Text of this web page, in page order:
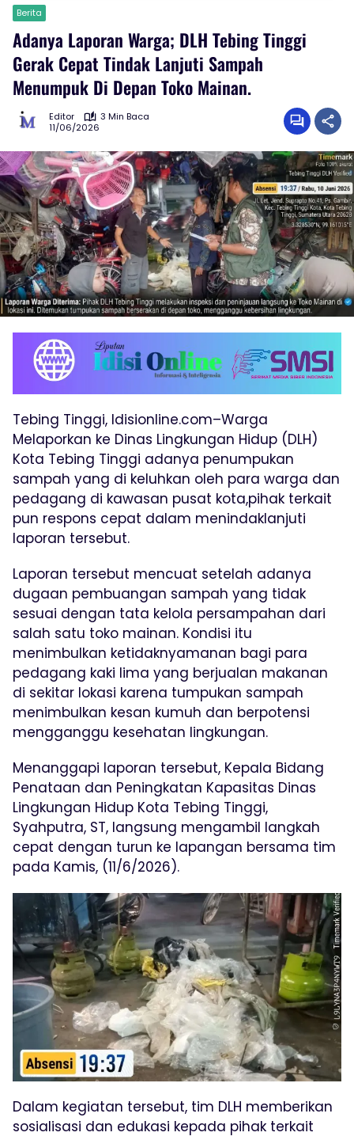
Berita
Adanya Laporan Warga; DLH Tebing Tinggi
Gerak Cepat Tindak Lanjuti Sampah
Menumpuk Di Depan Toko Mainan.
Editor
3 Min Baca
11/06/2026
Tebing Tinggi, Idisionline.com–Warga
Melaporkan ke Dinas Lingkungan Hidup (DLH)
Kota Tebing Tinggi adanya penumpukan
sampah yang di keluhkan oleh para warga dan
pedagang di kawasan pusat kota,pihak terkait
pun respons cepat dalam menindaklanjuti
laporan tersebut.
Laporan tersebut mencuat setelah adanya
dugaan pembuangan sampah yang tidak
sesuai dengan tata kelola persampahan dari
salah satu toko mainan. Kondisi itu
menimbulkan ketidaknyamanan bagi para
pedagang kaki lima yang berjualan makanan
di sekitar lokasi karena tumpukan sampah
menimbulkan kesan kumuh dan berpotensi
mengganggu kesehatan lingkungan.
Menanggapi laporan tersebut, Kepala Bidang
Penataan dan Peningkatan Kapasitas Dinas
Lingkungan Hidup Kota Tebing Tinggi,
Syahputra, ST, langsung mengambil langkah
cepat dengan turun ke lapangan bersama tim
pada Kamis, (11/6/2026).
Dalam kegiatan tersebut, tim DLH memberikan
sosialisasi dan edukasi kepada pihak terkait